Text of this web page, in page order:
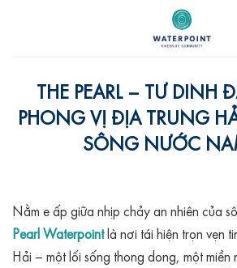
THE PEARL – TƯ DINH
PHONG VỊ ĐỊA TRUNG
SÔNG NƯỚC
Nằm e ấp giữa nhịp chảy an nhiên của
Pearl Waterpointlà nơi tái hiện trọn vẹn
Hải – một lối sống thong dong, một miền